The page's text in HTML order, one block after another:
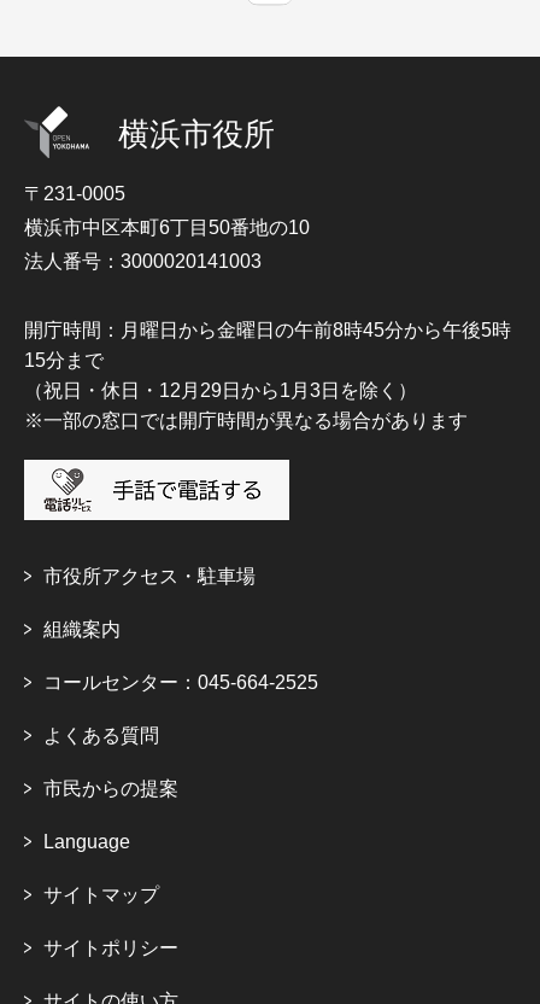
横浜市役所
〒231-0005
横浜市中区本町6丁目50番地の10
法人番号：3000020141003
開庁時間：月曜日から金曜日の午前8時45分から午後5時
15分まで
（祝日・休日・12月29日から1月3日を除く）
※一部の窓口では開庁時間が異なる場合があります
市役所アクセス・駐車場
組織案内
コールセンター：045-664-2525
よくある質問
市民からの提案
Language
サイトマップ
サイトポリシー